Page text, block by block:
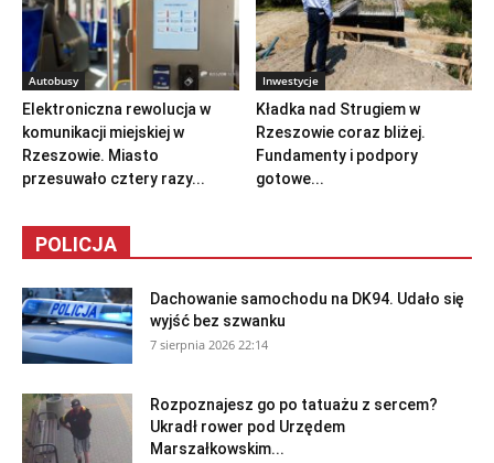
Autobusy
Elektroniczna rewolucja w
komunikacji miejskiej w
Rzeszowie. Miasto
przesuwało cztery razy...
Inwestycje
Kładka nad Strugiem w
Rzeszowie coraz bliżej.
Fundamenty i podpory
gotowe...
POLICJA
Dachowanie samochodu na DK94. Udało się
wyjść bez szwanku
7 sierpnia 2026 22:14
Rozpoznajesz go po tatuażu z sercem?
Ukradł rower pod Urzędem
Marszałkowskim...